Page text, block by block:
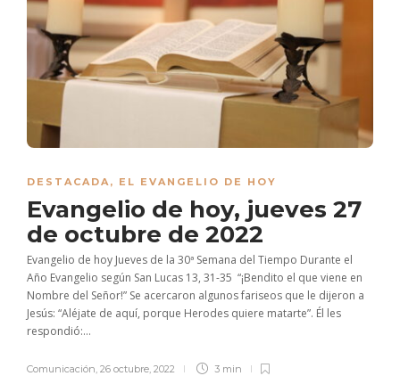
DESTACADA , EL EVANGELIO DE HOY
Evangelio de hoy, jueves 27
de octubre de 2022
Evangelio de hoy Jueves de la 30ª Semana del Tiempo Durante el
Año Evangelio según San Lucas 13, 31-35 “¡Bendito el que viene en
Nombre del Señor!” Se acercaron algunos fariseos que le dijeron a
Jesús: “Aléjate de aquí, porque Herodes quiere matarte”. Él les
respondió:...
Comunicación 26 octubre, 2022 3 min